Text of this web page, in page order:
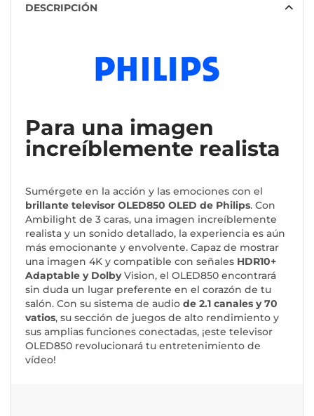
DESCRIPCIÓN
Para una imagen
increíblemente realista
Sumérgete en la acción y las emociones con el
brillante televisor OLED850 OLED de Philips. Con
Ambilight de 3 caras, una imagen increíblemente
realista y un sonido detallado, la experiencia es aún
más emocionante y envolvente. Capaz de mostrar
una imagen 4K y compatible con señales HDR10+
Adaptable y DolbyVision, el OLED850 encontrará
sin duda un lugar preferente en el corazón de tu
salón. Con su sistema de audio de 2.1 canales y 70
vatios, su sección de juegos de alto rendimiento y
sus amplias funciones conectadas, ¡este televisor
OLED850 revolucionará tu entretenimiento de
vídeo!